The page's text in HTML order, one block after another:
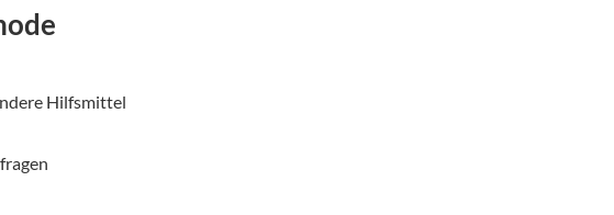
Hilfsmittel